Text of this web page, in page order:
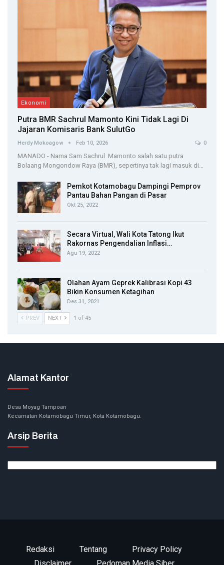
Ekonomi
Putra BMR Sachrul Mamonto Kini Tidak Lagi Di
Jajaran Komisaris Bank SulutGo
Herdy Mokoagow Feb 10, 2026 0
MANADO - Nama Sam Sachrul Mamonto salah satu putra
Bolaang Mongondow Raya (BMR), sepertinya tak lagi masuk di…
Pemkot Kotamobagu Dampingi Pemprov
Pantau Bahan Pangan di Pasar
Okt 25, 2022
Secara Virtual, Wali Kota Tatong Ikut
Rakornas Pengendalian Inflasi…
Agu 19, 2022
Olahan Ayam Geprek Kalibrasi Kopi 43
Bikin Konsumen Ketagihan
Des 31, 2021
PREV NEXT 1 of 45
Alamat Kantor
Desa Moyag Tampoan
Kecamatan Kotamobagu Timur, Kota Kotamobagu.
Arsip Berita
Redaksi Tentang
Privacy Policy